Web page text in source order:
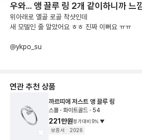
우와... 앵 끌루 링 2개 같이하니까 느
위아래로 옐골 로골 착샷인데
새 모델인 줄 알았어요 ㅎㅎ 진짜 이뻐요 ㅠㅠ
@ykpo_su
연관 추천 상품
까르띠에 저스트 앵 끌루 링
스몰 · 화이트골드 · 54
221만원정가대비 9% ▼
보증서
2026